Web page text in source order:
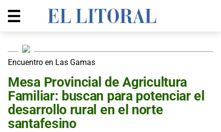
Encuentro en Las Gamas
Mesa Provincial de Agricultura
Familiar: buscan para potenciar el
desarrollo rural en el norte
santafesino